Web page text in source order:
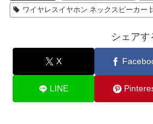
ワイヤレスイヤホン ネックスピーカー
シェアす
X
LINE